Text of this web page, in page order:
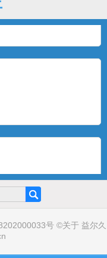
号 ©关于 益尔久